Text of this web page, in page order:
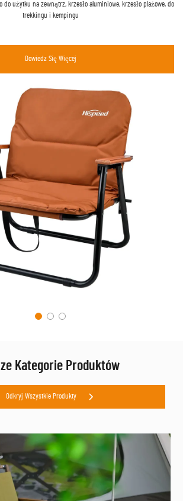
do użytku na zewnątrz, krzesło aluminiowe, krzesło plażowe, do
trekkingu i kempingu
Dowiedz Się Więcej
Kategorie Produktów
Odkryj Wszystkie Produkty